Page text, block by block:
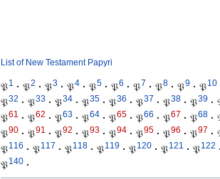
List of New Testament Papyri
𝔓1 · 𝔓2 · 𝔓3 · 𝔓4 · 𝔓5 · 𝔓6 · 𝔓7 · 𝔓8 · 𝔓9 · 𝔓10
𝔓32 · 𝔓33 · 𝔓34 · 𝔓35 · 𝔓36 · 𝔓37 · 𝔓38 · 𝔓39 ·
𝔓61 · 𝔓62 · 𝔓63 · 𝔓64 · 𝔓65 · 𝔓66 · 𝔓67 · 𝔓68 ·
𝔓90 · 𝔓91 · 𝔓92 · 𝔓93 · 𝔓94 · 𝔓95 · 𝔓96 · 𝔓97 ·
𝔓116 · 𝔓117 · 𝔓118 · 𝔓119 · 𝔓120 · 𝔓121 · 𝔓122 ·
𝔓140 ·